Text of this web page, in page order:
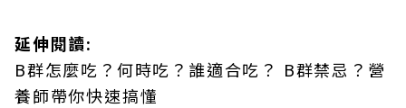
延伸閱讀:
B群怎麼吃？何時吃？誰適合吃？ B群禁忌？營
養師帶你快速搞懂